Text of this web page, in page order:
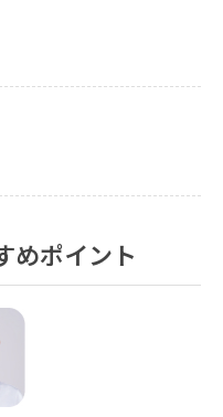
めポイント